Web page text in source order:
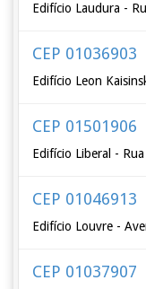
Edifício Laudura -
CEP 01036903
Edifício Leon
CEP 01501906
Edifício Liberal -
CEP 01046913
Edifício Louvre -
CEP 01037907